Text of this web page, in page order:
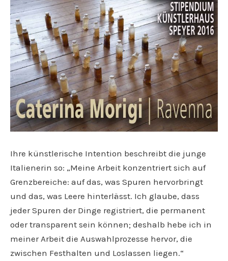
Ihre künstlerische Intention beschreibt die junge
Italienerin so: „Meine Arbeit konzentriert sich auf
Grenzbereiche: auf das, was Spuren hervorbringt
und das, was Leere hinterlässt. Ich glaube, dass
jeder Spuren der Dinge registriert, die permanent
oder transparent sein können; deshalb hebe ich in
meiner Arbeit die Auswahlprozesse hervor, die
zwischen Festhalten und Loslassen liegen.“